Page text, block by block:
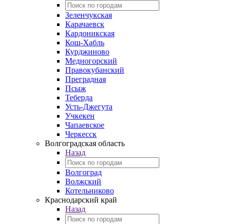
Зеленчукская
Карачаевск
Кардоникская
Кош-Хабль
Курджиново
Медногорский
Правокубанский
Преградная
Псыж
Теберда
Усть-Джегута
Учкекен
Чапаевское
Черкесск
Волгоградская область
Назад
Волгоград
Волжский
Котельниково
Краснодарский край
Назад